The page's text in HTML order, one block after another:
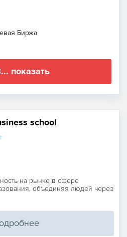
Биржа
показать
school
на рынке в сфере
объединяя людей через